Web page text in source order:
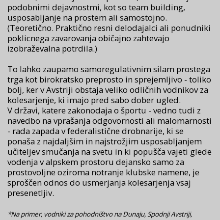
podobnimi dejavnostmi, kot so team building,
usposabljanje na prostem ali samostojno.
(Teoretično. Praktično resni delodajalci ali ponudniki
poklicnega zavarovanja običajno zahtevajo
izobraževalna potrdila.)
To lahko zaupamo samoregulativnim silam prostega
trga kot birokratsko preprosto in sprejemljivo - toliko
bolj, ker v Avstriji obstaja veliko odličnih vodnikov za
kolesarjenje, ki imajo pred sabo dober ugled.
V državi, katere zakonodaja o športu - vedno tudi z
navedbo na vprašanja odgovornosti ali malomarnosti
- rada zapada v federalistične drobnarije, ki se
ponaša z najdaljšim in najstrožjim usposabljanjem
učiteljev smučanja na svetu in ki popušča vajeti glede
vodenja v alpskem prostoru dejansko samo za
prostovoljne oziroma notranje klubske namene, je
sproščen odnos do usmerjanja kolesarjenja vsaj
presenetljiv.
*Na primer, vodniki za pohodništvo na Dunaju, Spodnji Avstriji,